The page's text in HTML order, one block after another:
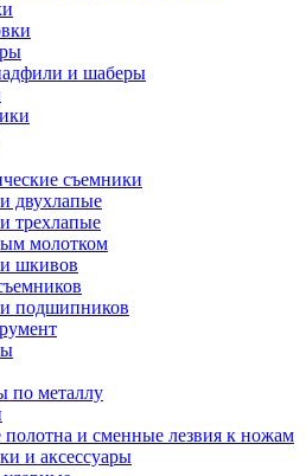
и шаберы
съемники
двухлапые
трехлапые
молотком
шкивов
подшипников
металлу
и сменные лезвия к ножам
и аксессуары